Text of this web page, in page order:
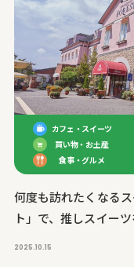
カフェ・スイーツ
買い物・お土産
食事・グルメ
何度も訪れたくなる
ト」で、推しスイー
2025.10.15